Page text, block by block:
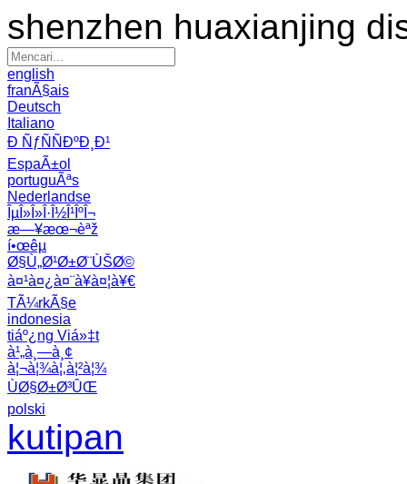
shenzhen huaxianjing
english
franÃ§ais
Deutsch
Italiano
Ð ÑƒÑÑÐºÐ¸Ð¹
EspaÃ±ol
portuguÃªs
Nederlandse
ÎµÎ»Î»Î·Î½Î¹ÎºÎ¬
æ—¥æœ¬èªž
í•œêµ­
Ø§Ù„Ø¹Ø±Ø¨ÙŠØ©
à¤¹à¤¿à¤¨à¥à¤¦à¥€
TÃ¼rkÃ§e
indonesia
tiáº¿ng Viá»‡t
à¹„à¸—à¸¢
à¦¬à¦¾à¦‚à¦²à¦¾
ÙØ§Ø±Ø³ÛŒ
polski
kutipan